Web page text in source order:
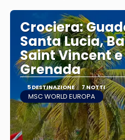
Crociera:
Santa Lucia,
Saint Vincent
Grenada
5 DESTINAZIONE 7 NOTTI
MSC WORLD EUROPA